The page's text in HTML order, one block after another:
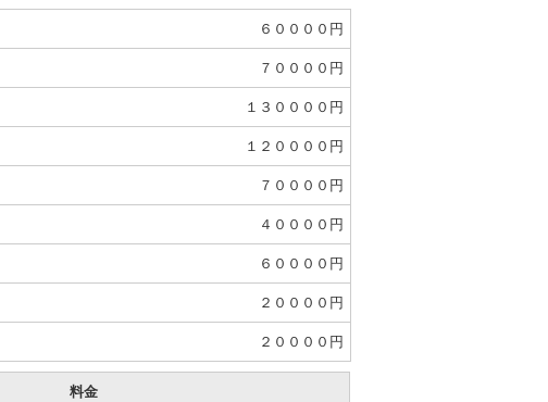
６００００円
７００００円
１３００００円
１２００００円
７００００円
４００００円
６００００円
２００００円
２００００円
料金